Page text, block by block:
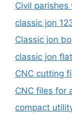
Civil
classic jon
Classic jon
classic jon
CNC cutting
CNC files for
compact